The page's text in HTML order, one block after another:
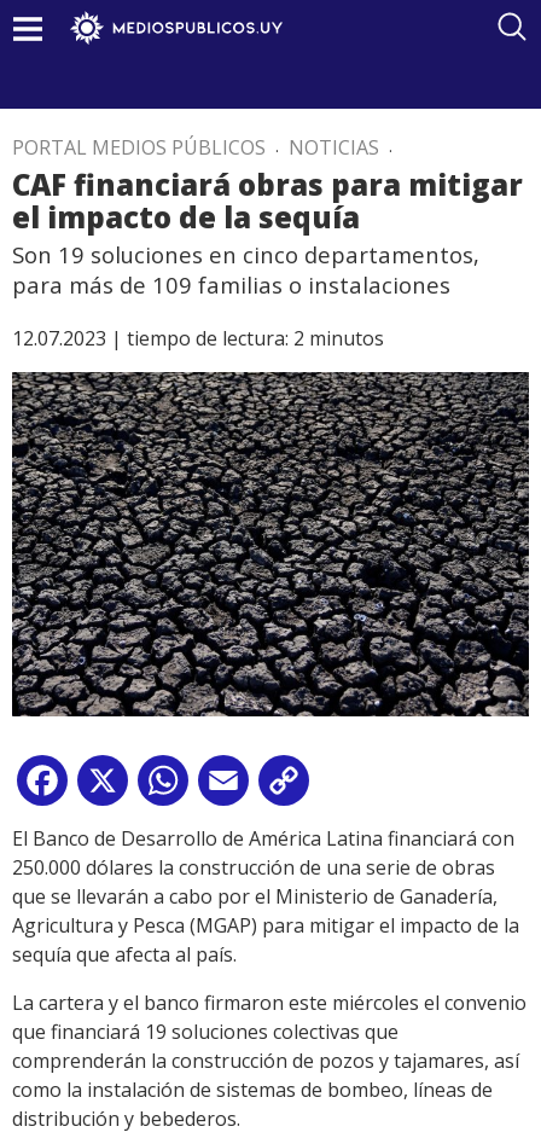
PORTAL MEDIOS PÚBLICOS . NOTICIAS .
CAF financiará obras para mitigar
el impacto de la sequía
Son 19 soluciones en cinco departamentos,
para más de 109 familias o instalaciones
12.07.2023 | tiempo de lectura: 2 minutos
Facebook
X WhatsApp
Email
Link
El Banco de Desarrollo de América Latina financiará con
250.000 dólares la construcción de una serie de obras
que se llevarán a cabo por el Ministerio de Ganadería,
Agricultura y Pesca (MGAP) para mitigar el impacto de la
sequía que afecta al país.
La cartera y el banco firmaron este miércoles el convenio
que financiará 19 soluciones colectivas que
comprenderán la construcción de pozos y tajamares, así
como la instalación de sistemas de bombeo, líneas de
distribución y bebederos.